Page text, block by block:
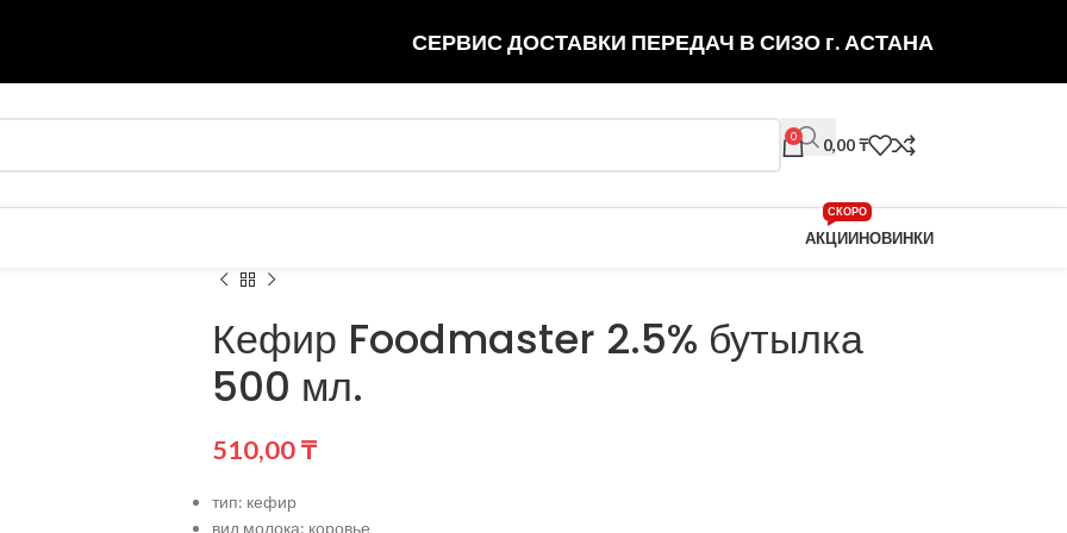
СЕРВИС ДОСТАВКИ ПЕРЕДАЧ В СИЗО г. АСТАНА
0 0,00₸
АКЦИИ
СКОРО
НОВИНКИ
Кефир Foodmaster 2.5% бутылка
500 мл.
510,00₸
тип: кефир
вид молока: коровье